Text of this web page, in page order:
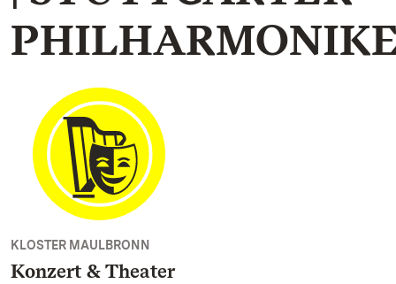
KLOSTER MAULBRONN
Konzert & Theater